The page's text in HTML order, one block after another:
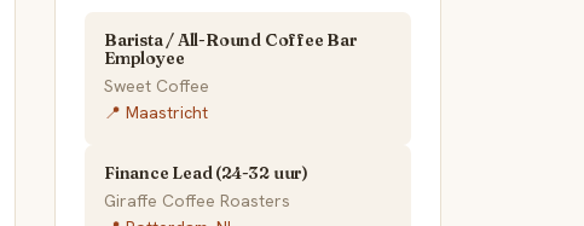
Barista / All-Round Coffee Bar
Employee
Sweet Coffee
📍 Maastricht
Finance Lead (24-32 uur)
Giraffe Coffee Roasters